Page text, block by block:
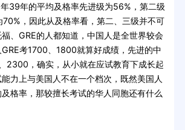
年的平均及格率先进级为56%，第二级
，因此从及格率看，第二、三级并不可
、GRE的人都知道，中国人是全世界较会
考1700、1800就算好成绩，先进的中
2300，确实，从小就在应试教育下成长起
力上与美国人不在一个档次，既然美国人
格率，那较擅长考试的华人同胞还有什么